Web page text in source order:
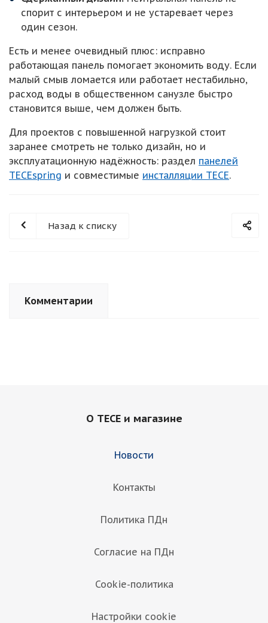
спорит с интерьером и не устаревает через
один сезон.
Есть и менее очевидный плюс: исправно
работающая панель помогает экономить воду. Если
малый смыв ломается или работает нестабильно,
расход воды в общественном санузле быстро
становится выше, чем должен быть.
Для проектов с повышенной нагрузкой стоит
заранее смотреть не только дизайн, но и
эксплуатационную надёжность: раздел панелей
TECEspring и совместимые инсталляции TECE.
Назад к списку
Комментарии
О TECE и магазине
Новости
Контакты
Политика ПДн
Согласие на ПДн
Cookie-политика
Настройки cookie